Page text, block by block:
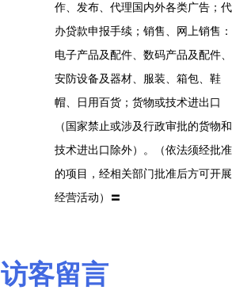
作、发布、代理国内外各类广告；代
办贷款申报手续；销售、网上销售：
电子产品及配件、数码产品及配件、
安防设备及器材、服装、箱包、鞋
帽、日用百货；货物或技术进出口
（国家禁止或涉及行政审批的货物和
技术进出口除外）。（依法须经批准
的项目，经相关部门批准后方可开展
经营活动）〓
访客留言